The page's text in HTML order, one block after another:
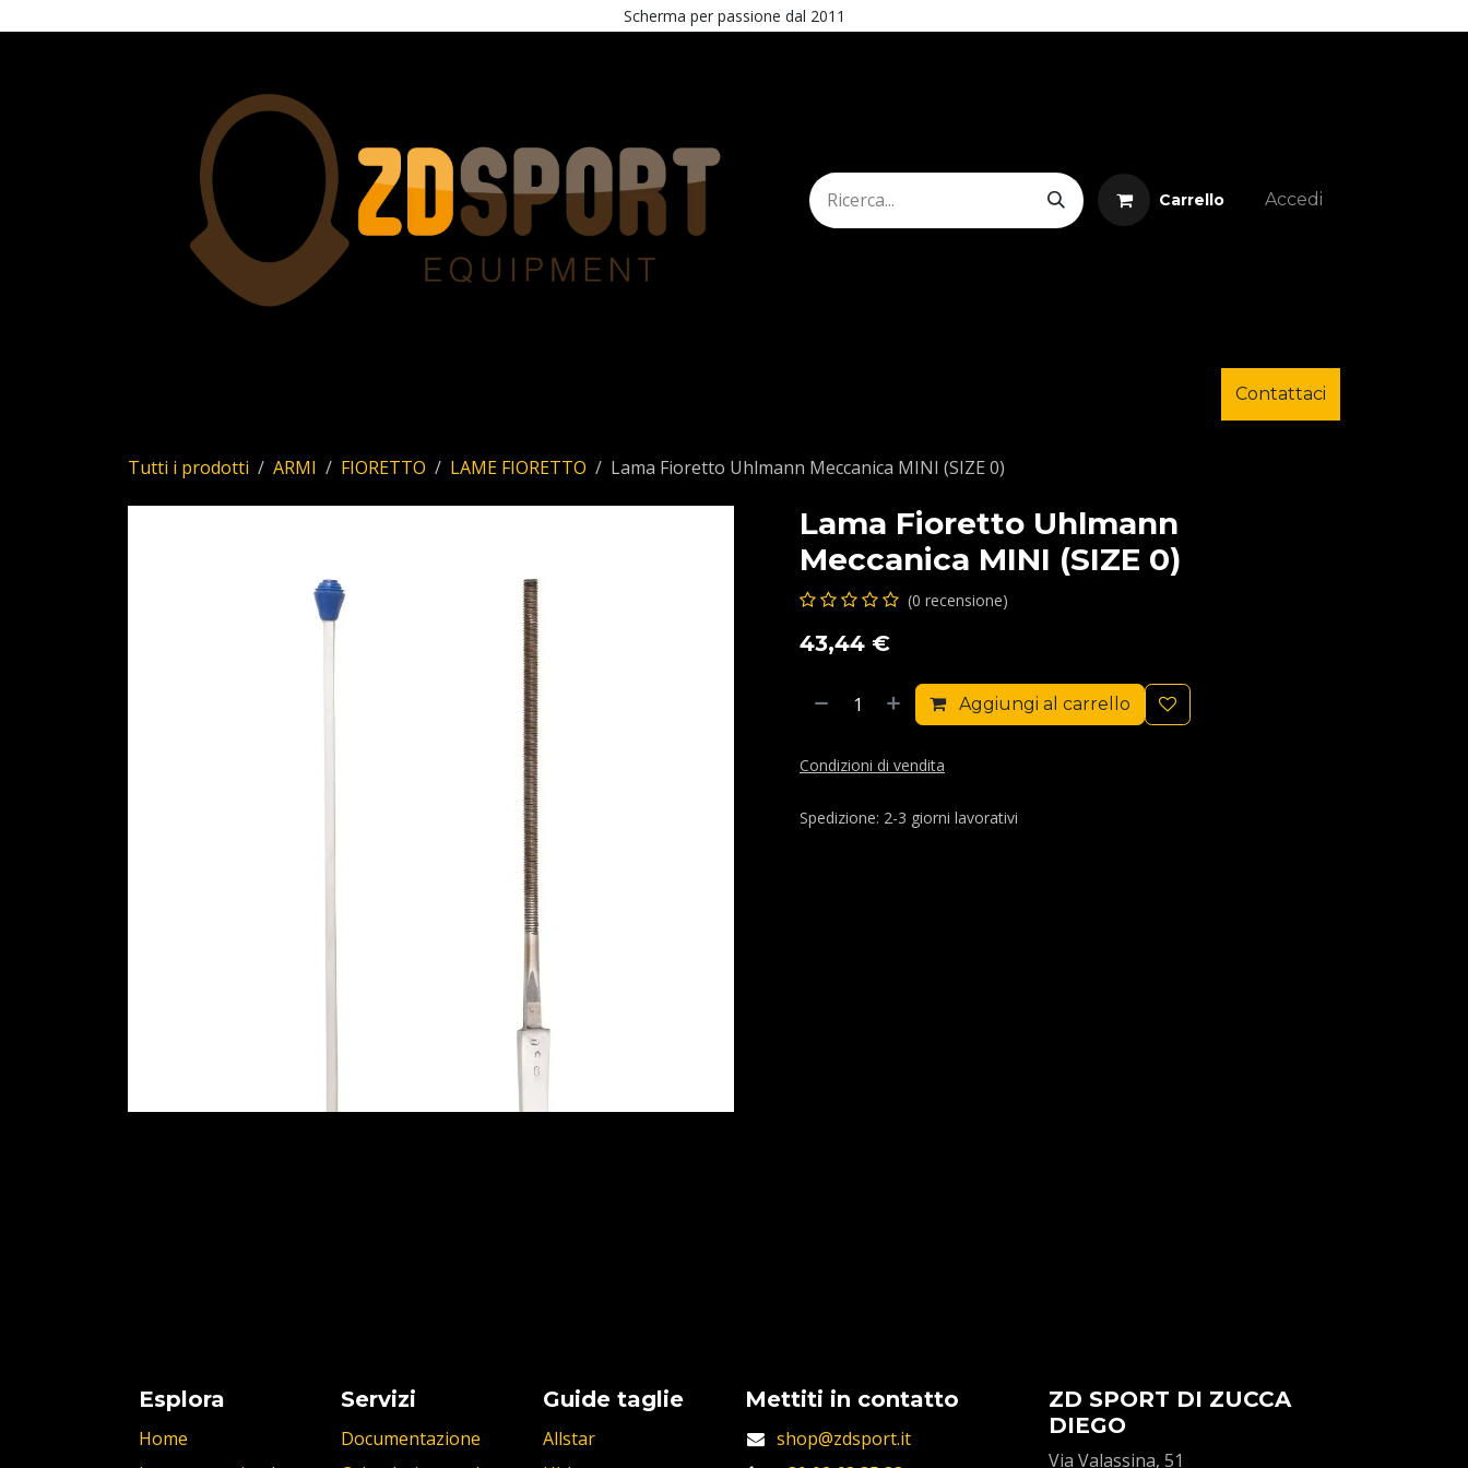
Scherma per passione dal 2011
Carrello Accedi
Contattaci
Tutti i prodotti ARMI FIORETTO LAME FIORETTO Lama Fioretto Uhlmann Meccanica MINI (SIZE 0)
Lama Fioretto Uhlmann
Meccanica MINI (SIZE 0)
(0 recensione)
43,44 €
Aggiungi al carrello
Condizioni di vendita
Spedizione: 2-3 giorni lavorativi
Esplora
Home
Servizi
Documentazione
Mettiti in contatto
shop@zdsport.it
ZD SPORT DI ZUCCA
DIEGO
Via Valassina, 51
Guide taglie
Allstar